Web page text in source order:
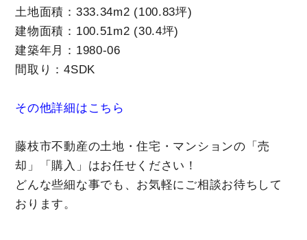
土地面積：333.34m2 (100.83坪)
建物面積：100.51m2 (30.4坪)
建築年月：1980-06
間取り：4SDK
その他詳細はこちら
藤枝市不動産の土地・住宅・マンションの「売
却」「購入」はお任せください！
どんな些細な事でも、お気軽にご相談お待ちして
おります。